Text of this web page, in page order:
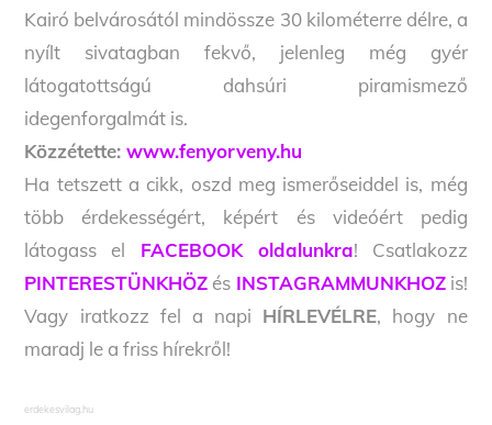
Kairó belvárosától mindössze 30 kilométerre délre, a
nyílt sivatagban fekvő, jelenleg még gyér
látogatottságú dahsúri piramismező
idegenforgalmát is.
Közzétette:www.fenyorveny.hu
Ha tetszett a cikk, oszd meg ismerőseiddel is, még
több érdekességért, képért és videóért pedig
látogass el FACEBOOK oldalunkra! Csatlakozz
PINTERESTÜNKHÖZ és INSTAGRAMMUNKHOZis!
Vagy iratkozz fel a napi HÍRLEVÉLRE, hogy ne
maradj le a friss hírekről!
erdekesvilag.hu